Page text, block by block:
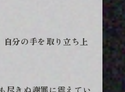
分の手を取り立ち上
きぬ謝罪に震えてい